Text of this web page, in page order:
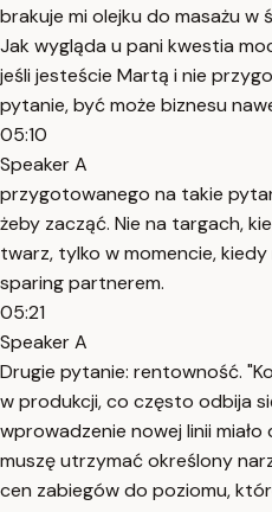
brakuje mi olejku do masażu
Jak wygląda u pani kwestia
jeśli jesteście Martą i nie
pytanie, być może biznesu
05:10
Speaker A
przygotowanego na takie
żeby zacząć. Nie na targach,
twarz, tylko w momencie,
sparing partnerem.
05:21
Speaker A
Drugie pytanie: rentowność.
w produkcji, co często odbija
wprowadzenie nowej linii
muszę utrzymać określony
cen zabiegów do poziomu,